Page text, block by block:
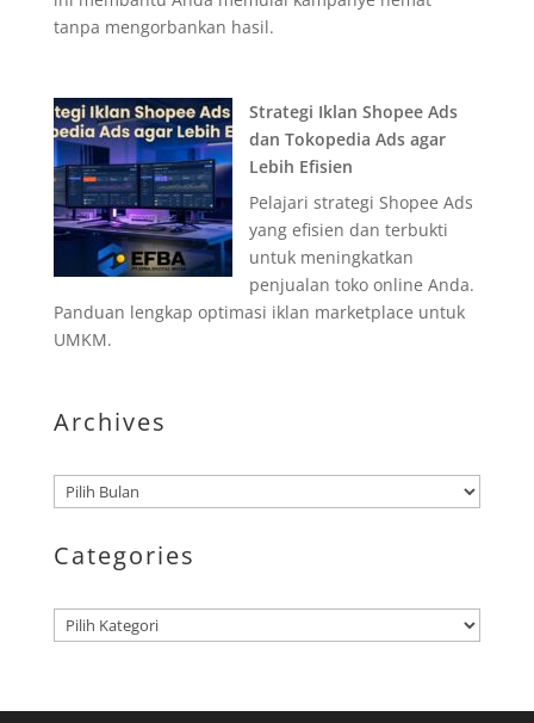
tanpa mengorbankan hasil.
Strategi Iklan Shopee Ads
dan Tokopedia Ads agar
Lebih Efisien
Pelajari strategi Shopee Ads
yang efisien dan terbukti
untuk meningkatkan
penjualan toko online Anda.
Panduan lengkap optimasi iklan marketplace untuk
UMKM.
Archives
Arsip
Categories
Kategori